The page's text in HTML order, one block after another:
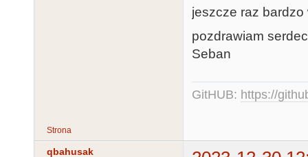
jeszcze raz
pozdrawiam
Seban
GitHUB: https://
Strona
qbahusak